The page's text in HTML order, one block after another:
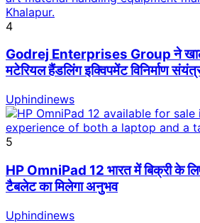
4
Godrej Enterprises Group ने
मटेरियल हैंडलिंग इक्विपमेंट विनिर्माण
Uphindinews
5
HP OmniPad 12 भारत में बिक्री के
टैबलेट का मिलेगा अनुभव
Uphindinews